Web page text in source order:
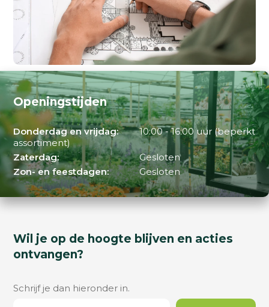
Openingstijden
Donderdag en vrijdag:
10:00 - 16:00 uur (beperkt
assortiment)
Zaterdag:
Gesloten
Zon- en feestdagen:
Gesloten
Wil je op de hoogte blijven en acties
ontvangen?
Schrijf je dan hieronder in.